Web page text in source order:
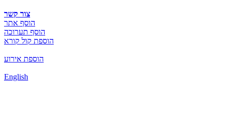
צור קשר
הוסף אתר
הוסף תערוכה
הוספת קול קורא
הוספת אירוע
English